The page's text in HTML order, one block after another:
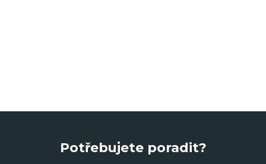
Potřebujete poradit?